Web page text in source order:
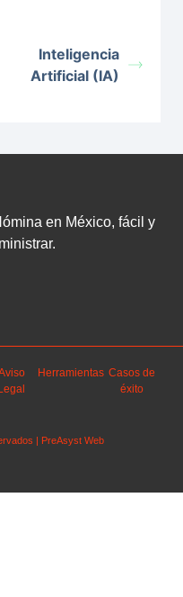
Inteligencia
Artificial (IA)
en México, fácil y
Legal
Herramientas Casos de
éxito
| PreAsyst Web